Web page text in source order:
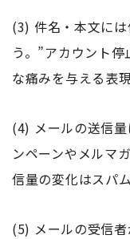
(3) 件名・本文に
う。”アカウント
な痛みを与える表
(4) メールの送信
ンペーンやメルマ
信量の変化はスパ
(5) メールの受信